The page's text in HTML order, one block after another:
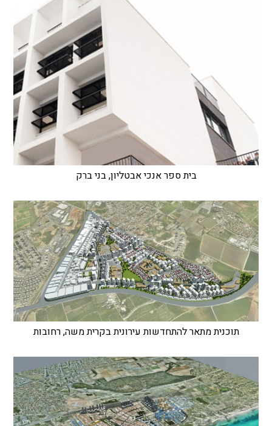
בית ספר אנכי אבטליון, בני ברק
תוכנית מתאר להתחדשות עירונית בקרית משה, רחובות